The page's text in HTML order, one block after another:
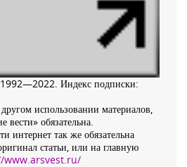
1992—2022. Индекс подписки:
использовании материалов,
вести» обязательна.
интернет так же обязательна
статьи, или на главную
www.arsvest.ru/